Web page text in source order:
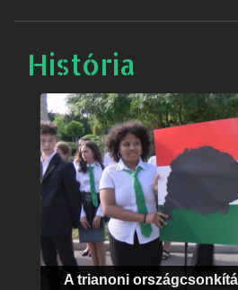
História
A trianoni